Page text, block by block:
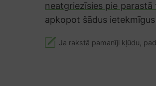
neatgriezīsies pie
apkopot šādus
Ja rakstā pamanīji kļūdu,